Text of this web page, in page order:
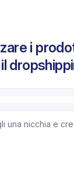
i
una nicchia e